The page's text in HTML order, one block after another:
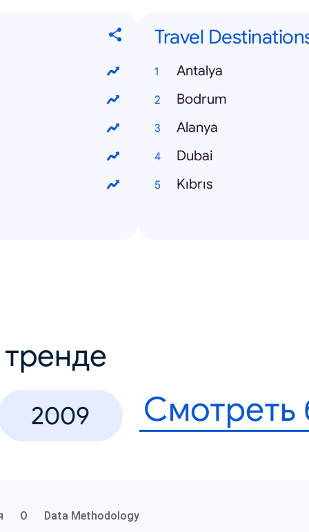
Travel
Antalya
Bodrum
Alanya
Dubai
Kıbrıs
2009 Смотреть
О Data Methodology